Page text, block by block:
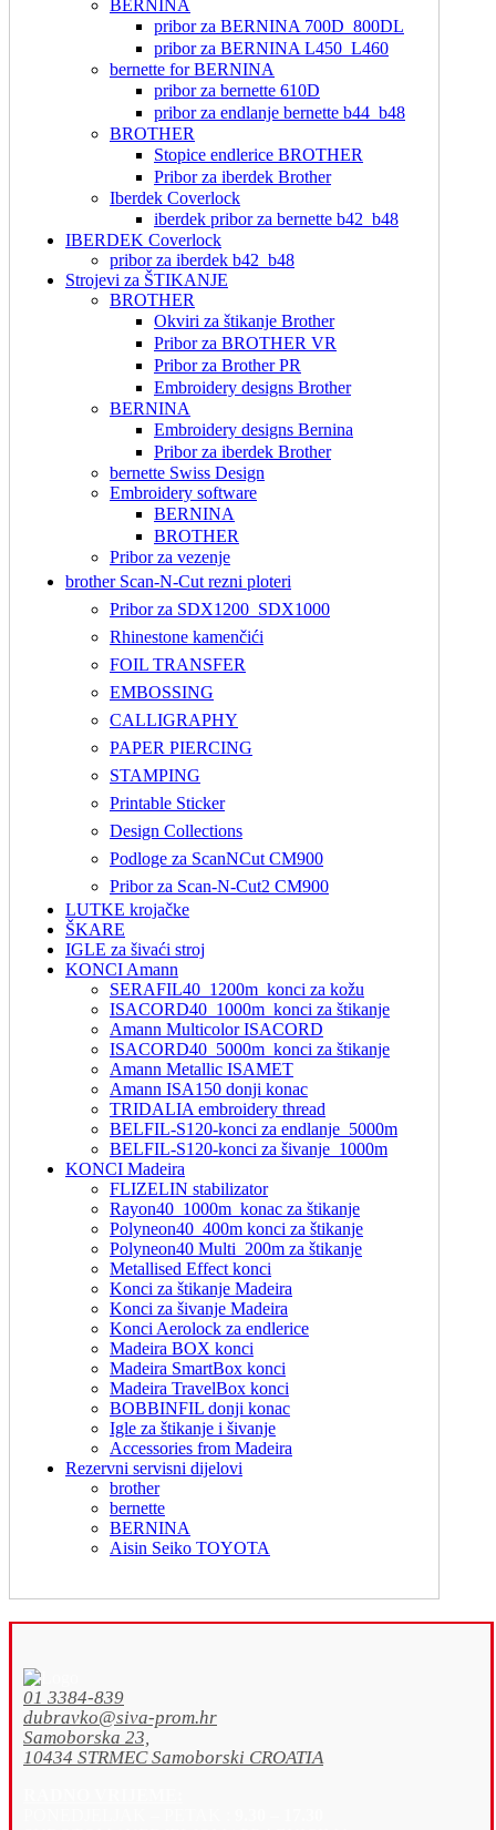
BERNINA
pribor za BERNINA 700D_800DL
pribor za BERNINA L450_L460
bernette for BERNINA
pribor za bernette 610D
pribor za endlanje bernette b44_b48
BROTHER
Stopice endlerice BROTHER
Pribor za iberdek Brother
Iberdek Coverlock
iberdek pribor za bernette b42_b48
IBERDEK Coverlock
pribor za iberdek b42_b48
Strojevi za ŠTIKANJE
BROTHER
Okviri za štikanje Brother
Pribor za BROTHER VR
Pribor za Brother PR
Embroidery designs Brother
BERNINA
Embroidery designs Bernina
Pribor za iberdek Brother
bernette Swiss Design
Embroidery software
BERNINA
BROTHER
Pribor za vezenje
brother Scan-N-Cut rezni ploteri
Pribor za SDX1200_SDX1000
Rhinestone kamenčići
FOIL TRANSFER
EMBOSSING
CALLIGRAPHY
PAPER PIERCING
STAMPING
Printable Sticker
Design Collections
Podloge za ScanNCut CM900
Pribor za Scan-N-Cut2 CM900
LUTKE krojačke
ŠKARE
IGLE za šivaći stroj
KONCI Amann
SERAFIL40_1200m_konci za kožu
ISACORD40_1000m_konci za štikanje
Amann Multicolor ISACORD
ISACORD40_5000m_konci za štikanje
Amann Metallic ISAMET
Amann ISA150 donji konac
TRIDALIA embroidery thread
BELFIL-S120-konci za endlanje_5000m
BELFIL-S120-konci za šivanje_1000m
KONCI Madeira
FLIZELIN stabilizator
Rayon40_1000m_konac za štikanje
Polyneon40_400m konci za štikanje
Polyneon40 Multi_200m za štikanje
Metallised Effect konci
Konci za štikanje Madeira
Konci za šivanje Madeira
Konci Aerolock za endlerice
Madeira BOX konci
Madeira SmartBox konci
Madeira TravelBox konci
BOBBINFIL donji konac
Igle za štikanje i šivanje
Accessories from Madeira
Rezervni servisni dijelovi
brother
bernette
BERNINA
Aisin Seiko TOYOTA
01 3384-839
dubravko@siva-prom.hr
Samoborska 23,
10434 STRMEC Samoborski CROATIA